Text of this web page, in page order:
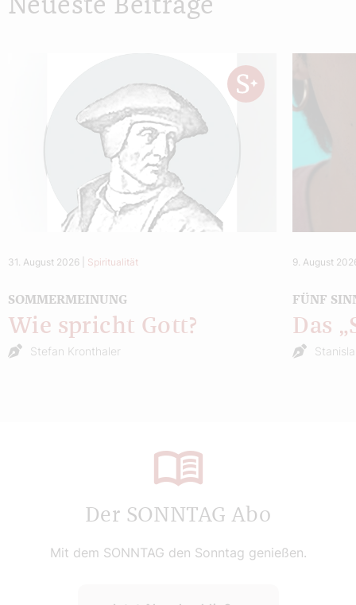
Neueste Beiträge
31. August 2026 Spiritualität
SOMMERMEINUNG
Wie spricht Gott?
Stefan Kronthaler
9. August
FÜNF
Das
Der SONNTAG Abo
Mit dem SONNTAG den Sonntag genießen.